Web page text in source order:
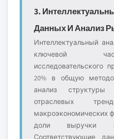
3.
Данных И Анализ
Интеллектуальный
ключевой
исследовательского
20% в общую
анализ
отраслевых
макроэкономических
доли выручки
Соответствующие